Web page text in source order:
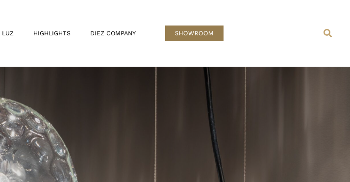
LUZ HIGHLIGHTS DIEZ COMPANY SHOWROOM